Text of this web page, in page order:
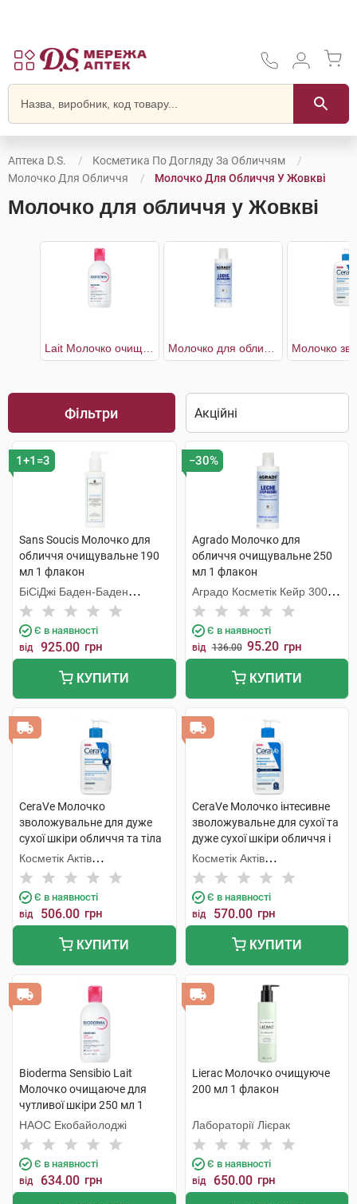
Аптека D.S.
Косметика По Догляду За Обличчям
Молочко Для Обличчя
Молочко Для Обличчя У Жовкві
Молочко для обличчя у Жовкві
Фільтри
1+1=3
Sans Soucis Молочко для
обличчя очищувальне 190
мл 1 флакон
БіСіДжі Баден-Баден
Косметікс Груп Гмбх
Є в наявності
від 925.00 грн
КУПИТИ
−30%
Agrado Молочко для
обличчя очищувальне 250
мл 1 флакон
Аградо Косметік Кейр 3000
С.Л.У.
Є в наявності
від 136.00 95.20 грн
КУПИТИ
CeraVe Молочко
зволожувальне для дуже
сухої шкіри обличчя та тіла
236 мл 1 флакон
Косметік Актів
Інтернаціональ
Є в наявності
від 506.00 грн
КУПИТИ
CeraVe Молочко інтесивне
зволожувальне для сухої та
дуже сухої шкіри обличчя і
тіла 236 мл 1 флакон
Косметік Актів
Інтернаціональ
Є в наявності
від 570.00 грн
КУПИТИ
Bioderma Sensibio Lait
Молочко очищаюче для
чутливої шкіри 250 мл 1
флакон
НАОС Екобайолоджі
Є в наявності
від 634.00 грн
Lierac Молочко очищуюче
200 мл 1 флакон
Лабораторії Лієрак
Є в наявності
від 650.00 грн